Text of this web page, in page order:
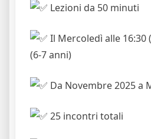
Lezioni da 50 minuti
Il Mercoledì alle 16:30
(6-7 anni)
Da Novembre 2025 a
25 incontri totali